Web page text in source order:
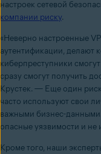
настроек сетевой
компании риску.
«Неверно настроенные
аутентификации, делают
киберпреступники
сразу смогут получить
Крустек. — Еще один
часто используют свои
важными бизнес-
опасные уязвимости и
Кроме того, наши